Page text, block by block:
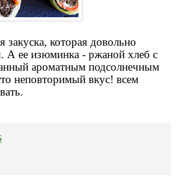
закуска, которая довольно
А ее изюминка - ржаной хлеб с
ароматным подсолнечным
неповторимый вкус! всем